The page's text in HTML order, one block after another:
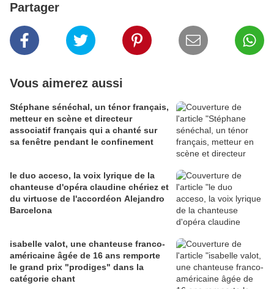
Partager
Vous aimerez aussi
Stéphane sénéchal, un ténor français,
metteur en scène et directeur
associatif français qui a chanté sur
sa fenêtre pendant le confinement
le duo acceso, la voix lyrique de la
chanteuse d'opéra claudine chériez et
du virtuose de l'accordéon Alejandro
Barcelona
isabelle valot, une chanteuse franco-
américaine âgée de 16 ans remporte
le grand prix "prodiges" dans la
catégorie chant